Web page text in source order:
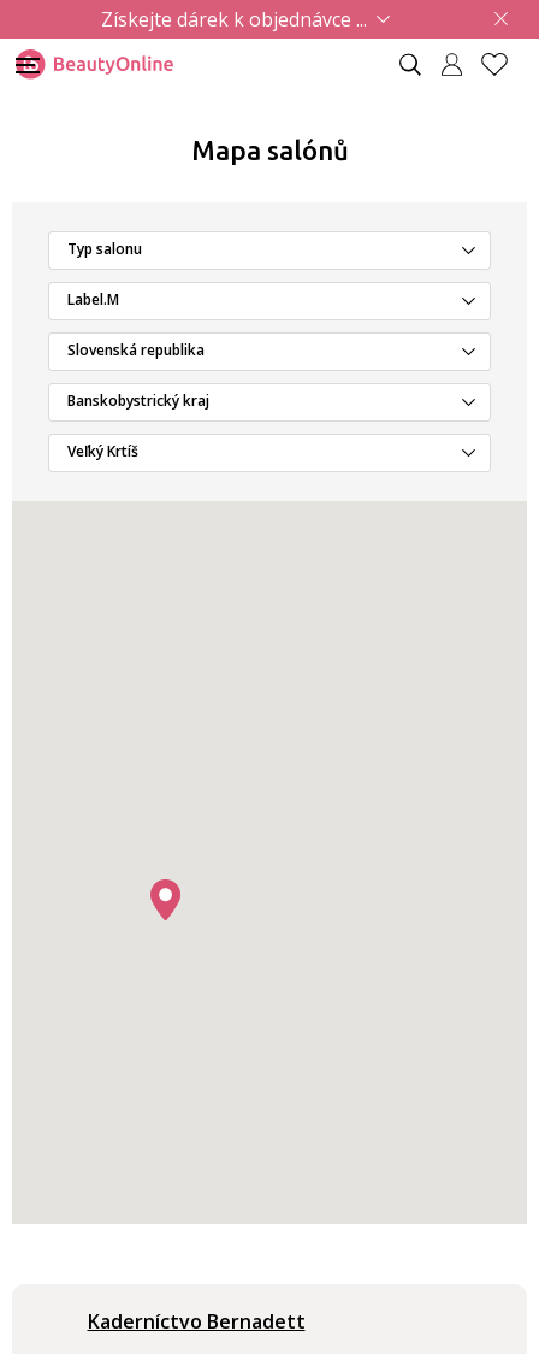
Získejte dárek k objednávce ...
Mapa salónů
Typ salonu
Label.M
Slovenská republika
Banskobystrický kraj
Veľký Krtíš
Kaderníctvo Bernadett